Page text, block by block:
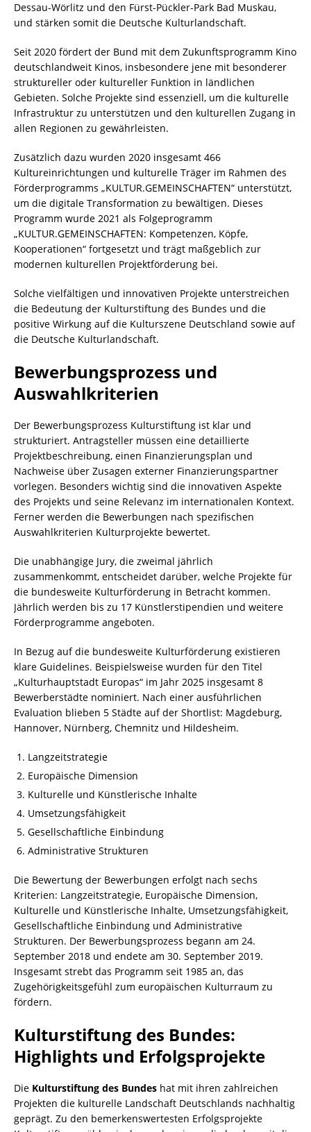
Dessau-Wörlitz und den Fürst-Pückler-Park Bad Muskau,
und stärken somit die Deutsche Kulturlandschaft.
Seit 2020 fördert der Bund mit dem Zukunftsprogramm Kino
deutschlandweit Kinos, insbesondere jene mit besonderer
struktureller oder kultureller Funktion in ländlichen
Gebieten. Solche Projekte sind essenziell, um die kulturelle
Infrastruktur zu unterstützen und den kulturellen Zugang in
allen Regionen zu gewährleisten.
Zusätzlich dazu wurden 2020 insgesamt 466
Kultureinrichtungen und kulturelle Träger im Rahmen des
Förderprogramms „KULTUR.GEMEINSCHAFTEN“ unterstützt,
um die digitale Transformation zu bewältigen. Dieses
Programm wurde 2021 als Folgeprogramm
„KULTUR.GEMEINSCHAFTEN: Kompetenzen, Köpfe,
Kooperationen“ fortgesetzt und trägt maßgeblich zur
modernen kulturellen Projektförderung bei.
Solche vielfältigen und innovativen Projekte unterstreichen
die Bedeutung der Kulturstiftung des Bundes und die
positive Wirkung auf die Kulturszene Deutschland sowie auf
die Deutsche Kulturlandschaft.
Bewerbungsprozess und
Auswahlkriterien
Der Bewerbungsprozess Kulturstiftung ist klar und
strukturiert. Antragsteller müssen eine detaillierte
Projektbeschreibung, einen Finanzierungsplan und
Nachweise über Zusagen externer Finanzierungspartner
vorlegen. Besonders wichtig sind die innovativen Aspekte
des Projekts und seine Relevanz im internationalen Kontext.
Ferner werden die Bewerbungen nach spezifischen
Auswahlkriterien Kulturprojekte bewertet.
Die unabhängige Jury, die zweimal jährlich
zusammenkommt, entscheidet darüber, welche Projekte für
die bundesweite Kulturförderung in Betracht kommen.
Jährlich werden bis zu 17 Künstlerstipendien und weitere
Förderprogramme angeboten.
In Bezug auf die bundesweite Kulturförderung existieren
klare Guidelines. Beispielsweise wurden für den Titel
„Kulturhauptstadt Europas“ im Jahr 2025 insgesamt 8
Bewerberstädte nominiert. Nach einer ausführlichen
Evaluation blieben 5 Städte auf der Shortlist: Magdeburg,
Hannover, Nürnberg, Chemnitz und Hildesheim.
Langzeitstrategie
Europäische Dimension
Kulturelle und Künstlerische Inhalte
Umsetzungsfähigkeit
Gesellschaftliche Einbindung
Administrative Strukturen
Die Bewertung der Bewerbungen erfolgt nach sechs
Kriterien: Langzeitstrategie, Europäische Dimension,
Kulturelle und Künstlerische Inhalte, Umsetzungsfähigkeit,
Gesellschaftliche Einbindung und Administrative
Strukturen. Der Bewerbungsprozess begann am 24.
September 2018 und endete am 30. September 2019.
Insgesamt strebt das Programm seit 1985 an, das
Zugehörigkeitsgefühl zum europäischen Kulturraum zu
fördern.
Kulturstiftung des Bundes:
Highlights und Erfolgsprojekte
Die Kulturstiftung des Bundes hat mit ihren zahlreichen
Projekten die kulturelle Landschaft Deutschlands nachhaltig
geprägt. Zu den bemerkenswertesten Erfolgsprojekte